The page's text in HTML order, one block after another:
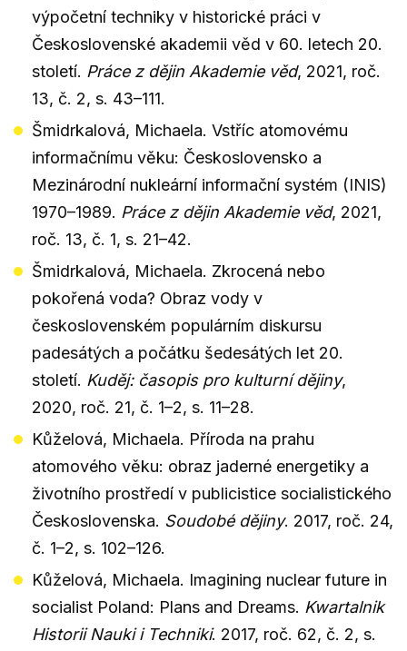
výpočetní techniky v historické práci v
Československé akademii věd v 60. letech 20.
století. Práce z dějin Akademie věd, 2021, roč.
13, č. 2, s. 43–111.
Šmidrkalová, Michaela. Vstříc atomovému
informačnímu věku: Československo a
Mezinárodní nukleární informační systém (INIS)
1970–1989. Práce z dějin Akademie věd, 2021,
roč. 13, č. 1, s. 21–42.
Šmidrkalová, Michaela. Zkrocená nebo
pokořená voda? Obraz vody v
československém populárním diskursu
padesátých a počátku šedesátých let 20.
století. Kuděj: časopis pro kulturní dějiny,
2020, roč. 21, č. 1–2, s. 11–28.
Kůželová, Michaela. Příroda na prahu
atomového věku: obraz jaderné energetiky a
životního prostředí v publicistice socialistického
Československa. Soudobé dějiny. 2017, roč. 24,
č. 1–2, s. 102–126.
Kůželová, Michaela. Imagining nuclear future in
socialist Poland: Plans and Dreams. Kwartalnik
Historii Nauki i Techniki. 2017, roč. 62, č. 2, s.